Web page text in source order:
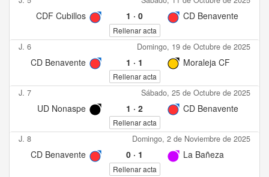
CDF Cubillos 1 · 0 CD Benavente
Rellenar acta
J. 6 Domingo, 19 de Octubre de 2025
CD Benavente 1 · 1 Moraleja CF
Rellenar acta
J. 7 Sábado, 25 de Octubre de 2025
UD Nonaspe 1 · 2 CD Benavente
Rellenar acta
J. 8 Domingo, 2 de Noviembre de 2025
CD Benavente 0· 1 La Bañeza
Rellenar acta